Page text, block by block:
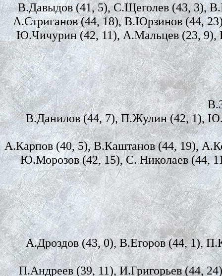
В.Давыдов (41, 5), С.Щеголев (43, 3),
А.Стриганов (44, 18), В.Юрзинов (44,
Ю.Чичурин (42, 11), А.Мальцев (23, 9),
В.Данилов (44, 7), П.Жулин (42, 1),
А.Карпов (40, 5), В.Каштанов (44, 19),
Ю.Морозов (42, 15), С. Николаев (44,
А.Дроздов (43, 0), В.Егоров (44, 1),
П.Андреев (39, 11), И.Григорьев (44,